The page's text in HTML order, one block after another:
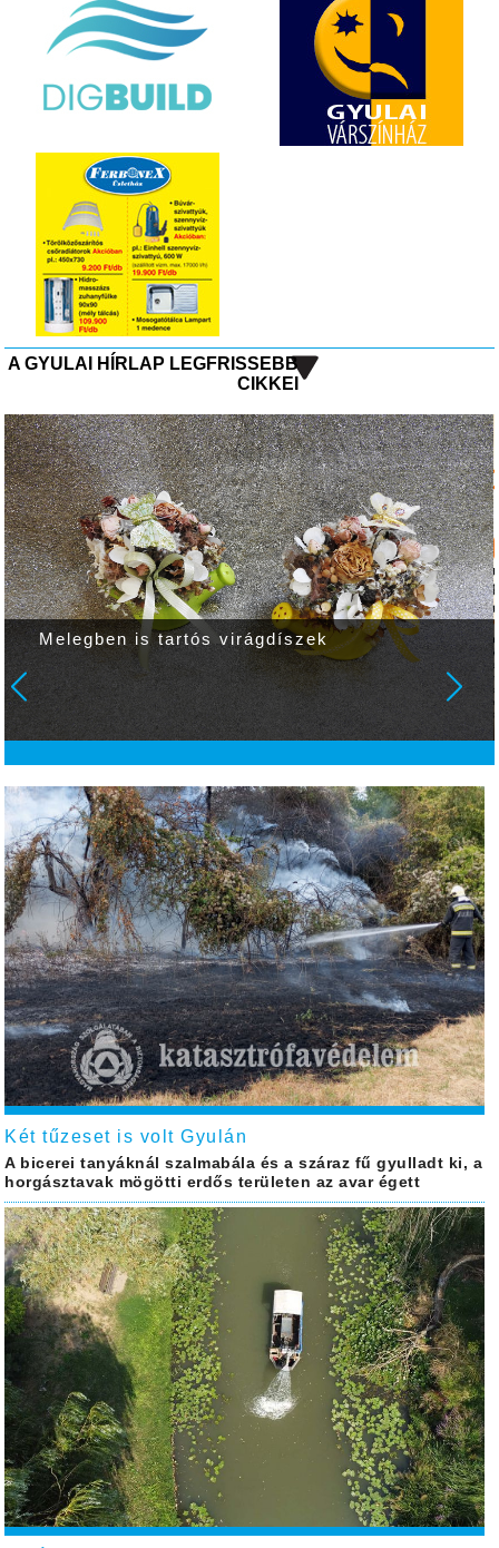
A GYULAI HÍRLAP LEGFRISSEBB
CIKKEI
Melegben is tartós virágdíszek
Két tűzeset is volt Gyulán
A bicerei tanyáknál szalmabála és a száraz fű gyulladt ki, a
horgásztavak mögötti erdős területen az avar égett